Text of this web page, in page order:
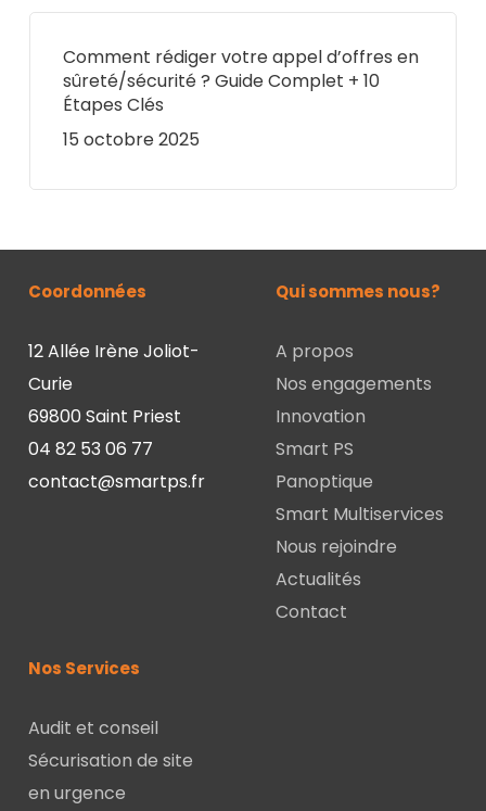
Comment rédiger votre appel d’offres en
sûreté/sécurité ? Guide Complet + 10
Étapes Clés
15 octobre 2025
Coordonnées
12 Allée Irène Joliot-
Curie
69800 Saint Priest
04 82 53 06 77
contact@smartps.fr
Qui sommes nous?
A propos
Nos engagements
Innovation
Smart PS
Panoptique
Smart Multiservices
Nous rejoindre
Actualités
Contact
Nos Services
Audit et conseil
Sécurisation de site
en urgence